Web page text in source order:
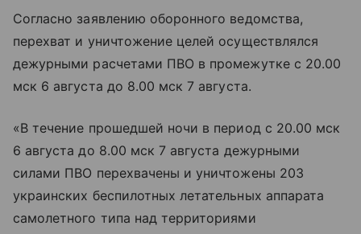
Согласно заявлению оборонного ведомства,
перехват и уничтожение целей осуществлялся
дежурными расчетами ПВО в промежутке с 20.00
мск 6 августа до 8.00 мск 7 августа.
«В течение прошедшей ночи в период с 20.00 мск
6 августа до 8.00 мск 7 августа дежурными
силами ПВО перехвачены и уничтожены 203
украинских беспилотных летательных аппарата
самолетного типа над территориями